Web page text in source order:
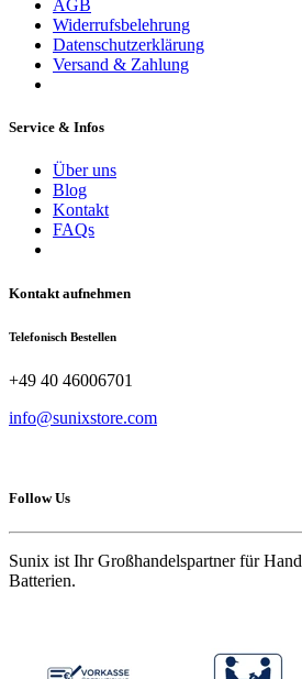
AGB
Widerrufsbelehrung
Datenschutzerklärung
Versand & Zahlung
Service & Infos
Über uns
Blog
Kontakt
FAQs
Kontakt aufnehmen
Telefonisch Bestellen
+49 40 46006701
info@sunixstore.com
Follow Us
Sunix ist Ihr Großhandelspartner für
Batterien.